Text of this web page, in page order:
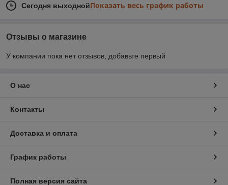
Сегодня выходнойПоказать весь график работы
Отзывы о магазине
У компании пока нет отзывов, добавьте первый
О нас
Контакты
Доставка и оплата
График работы
Полная версия сайта